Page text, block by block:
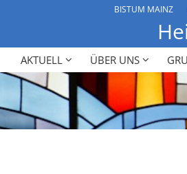
BISTUM MAINZ
AKTUELL ÜBER UNS